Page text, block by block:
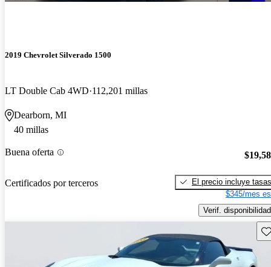
2019 Chevrolet Silverado 1500
LT Double Cab 4WD 112,201 millas
Dearborn, MI
40 millas
Buena oferta
Certificados por terceros
El precio incluye tasas
$345/mes
Verif. disponibilidad